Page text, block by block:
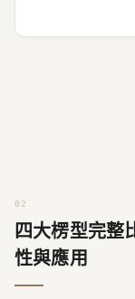
四大楞型完整
性與應用